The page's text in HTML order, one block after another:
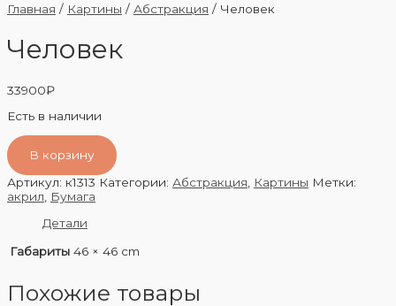
Главная / Картины / Абстракция / Человек
Человек
33900₽
Есть в наличии
В корзину
Артикул: к1313 Категории: Абстракция Картины Метки:
акрил
Бумага
Детали
Габариты 46 × 46 cm
Похожие товары